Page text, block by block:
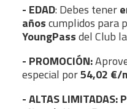
- EDAD: Debes tener
añoscumplidos para
YoungPassdel Club
- PROMOCIÓN:
especial por54,02 €/
- ALTAS